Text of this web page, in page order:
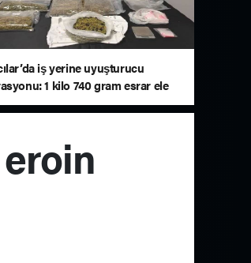
iş yerine uyuşturucu
1 kilo 740 gram esrar ele